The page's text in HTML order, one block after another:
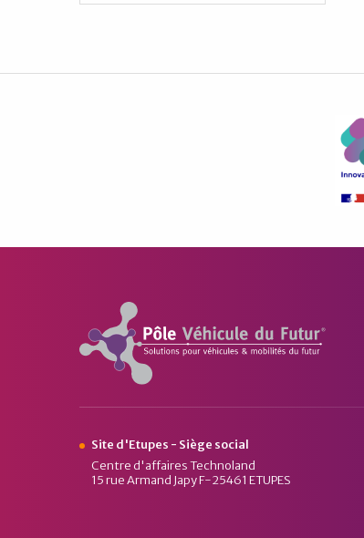
Pôle Véhicule du Futur
Site d'Etupes - Siège social
Centre d'affaires Technoland
15 rue Armand Japy F-25461 ETUPES